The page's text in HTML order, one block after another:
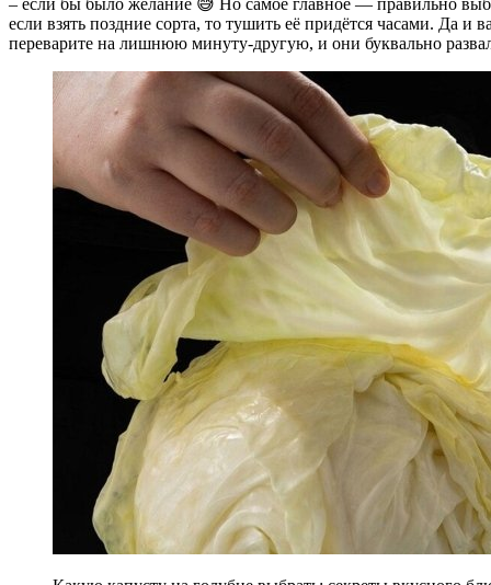
если взять поздние сорта, то тушить её придётся часами. Да
переварите на лишнюю минуту-другую, и они буквально